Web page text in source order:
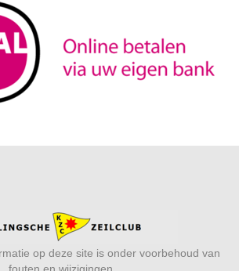
op deze site is onder voorbehoud van